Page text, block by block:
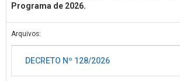
Programa de 2026.
Arquivos:
DECRETO Nº 128/2026